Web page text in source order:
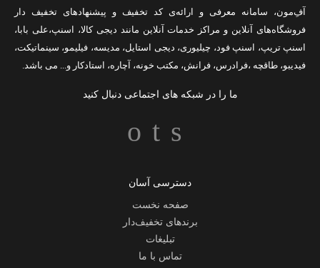
آفِ‌مون، سامانه معرفی و ارائه‌یکد تخفیف و پیشنهادهای تخفیف دار
فروشگاه‌های آنلاین و مراکز خدمات آنلاین مانند دیجی کالا، اسنپ،علی بابا،
اسنپ تریپ، اسنپ فود، چیلیوری، دیجی استایل، مدیسه، فیلیمو، سینماتیکت،
فیدیبو، طاقچه ،فرادرس، فرانش، مکتب خونه، آچاره، استادکار و... می باشد.
ما را در شبکه های اجتماعی دنبال کنید
دسترسی آسان
صفحه نخست
برندهای تخفیف‌دار
تبلیغات
تماس با ما